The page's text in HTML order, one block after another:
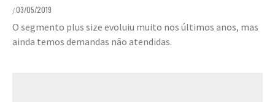
/03/05/2019
O segmento plus size evoluiu muito nos últimos anos, mas
ainda temos demandas não atendidas.